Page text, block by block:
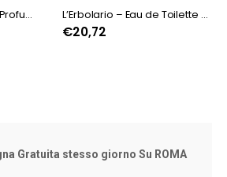
L’Erbolario – Acqua di Profumo Mirto L’Erbolario – Eau de Toilette Verde 110 ml
€20,72
Gratuita stesso giorno Su ROMA